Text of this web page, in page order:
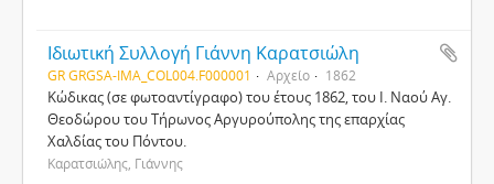
Ιδιωτική Συλλογή Γιάννη Καρατσιώλη
GR GRGSA-IMA_COL004.F000001 Αρχείο 1862
Κώδικας (σε φωτοαντίγραφο) του έτους 1862, του Ι. Ναού Αγ.
Θεοδώρου του Τήρωνος Αργυρούπολης της επαρχίας
Χαλδίας του Πόντου.
Καρατσιώλης, Γιάννης